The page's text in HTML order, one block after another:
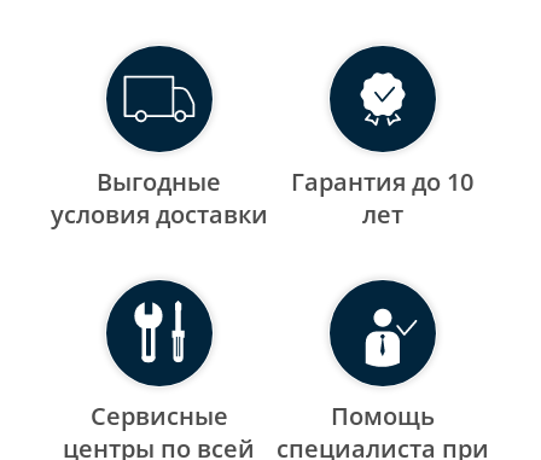
Выгодные
уcловия доставки
Гарантия до 10
лет
Сервисные
центры по всей
Помощь
специалиста при